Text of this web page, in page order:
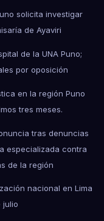
solicita investigar
de Ayaviri
de la UNA Puno;
por oposición
en la región Puno
tres meses.
tras denuncias
especializada contra
de la región
nacional en Lima
julio